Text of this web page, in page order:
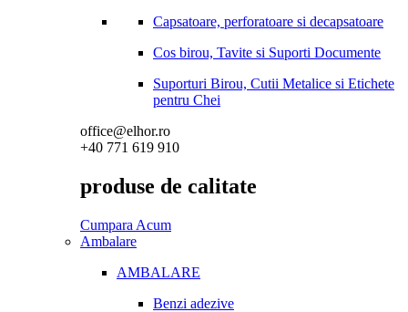
Capsatoare, perforatoare si decapsatoare
Cos birou, Tavite si Suporti Documente
Suporturi Birou, Cutii Metalice si Etichete
pentru Chei
office@elhor.ro
+40 771 619 910
produse de calitate
Cumpara Acum
Ambalare
AMBALARE
Benzi adezive